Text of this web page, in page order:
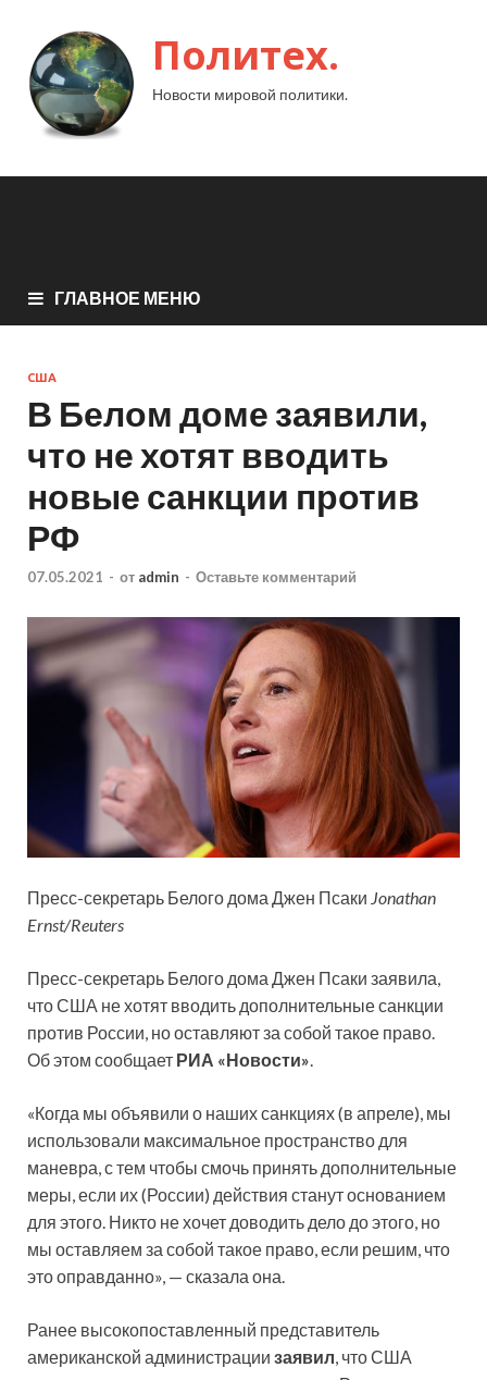
Политех.
Новости мировой политики.
ГЛАВНОЕ МЕНЮ
США
В Белом доме заявили,
что не хотят вводить
новые санкции против
РФ
07.05.2021 - от admin - Оставьте комментарий
Пресс-секретарь Белого дома Джен Псаки Jonathan
Ernst/Reuters
Пресс-секретарь Белого дома Джен Псаки заявила,
что США не хотят вводить дополнительные санкции
против России, но оставляют за собой такое право.
Об этом сообщает РИА «Новости».
«Когда мы объявили о наших санкциях (в апреле), мы
использовали максимальное пространство для
маневра, с тем чтобы смочь принять дополнительные
меры, если их (России) действия станут основанием
для этого. Никто не хочет доводить дело до этого, но
мы оставляем за собой такое право, если решим, что
это оправданно», — сказала она.
Ранее высокопоставленный представитель
американской администрации заявил, что США